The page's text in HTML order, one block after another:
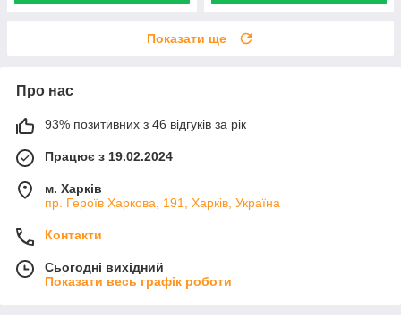
Показати ще
Про нас
93% позитивних з 46 відгуків за рік
Працює з 19.02.2024
м. Харків
пр. Героїв Харкова, 191, Харків, Україна
Контакти
Сьогодні вихідний
Показати весь графік роботи